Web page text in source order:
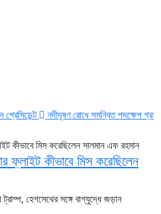
নদীদূষণ রোধে সমন্বিত পদক্ষেপ গ্রহণে
ফ্লাইট কীভাবে মিস করেছিলেন